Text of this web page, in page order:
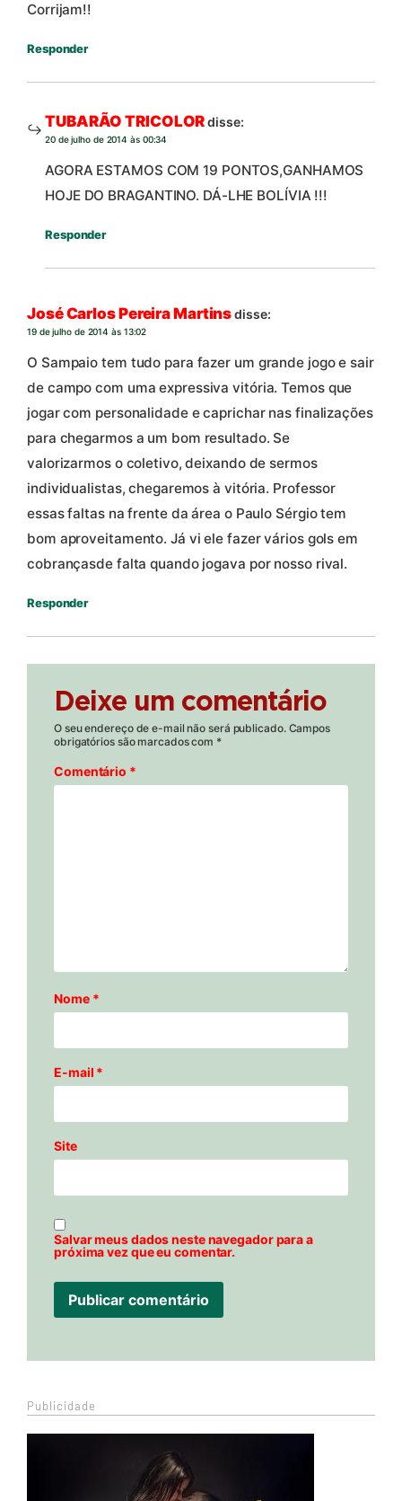
Corrijam!!
Responder
TUBARÃO TRICOLORdisse:
20 de julho de 2014 às 00:34
AGORA ESTAMOS COM 19 PONTOS,GANHAMOS
HOJE DO BRAGANTINO. DÁ-LHE BOLÍVIA !!!
Responder
José Carlos Pereira Martinsdisse:
19 de julho de 2014 às 13:02
O Sampaio tem tudo para fazer um grande jogo e sair
de campo com uma expressiva vitória. Temos que
jogar com personalidade e caprichar nas finalizações
para chegarmos a um bom resultado. Se
valorizarmos o coletivo, deixando de sermos
individualistas, chegaremos à vitória. Professor
essas faltas na frente da área o Paulo Sérgio tem
bom aproveitamento. Já vi ele fazer vários gols em
cobrançasde falta quando jogava por nosso rival.
Responder
Deixe um comentário
O seu endereço de e-mail não será publicado. Campos
obrigatórios são marcados com *
Comentário *
Nome *
E-mail *
Site
Salvar meus dados neste navegador para a
próxima vez que eu comentar.
Publicidade